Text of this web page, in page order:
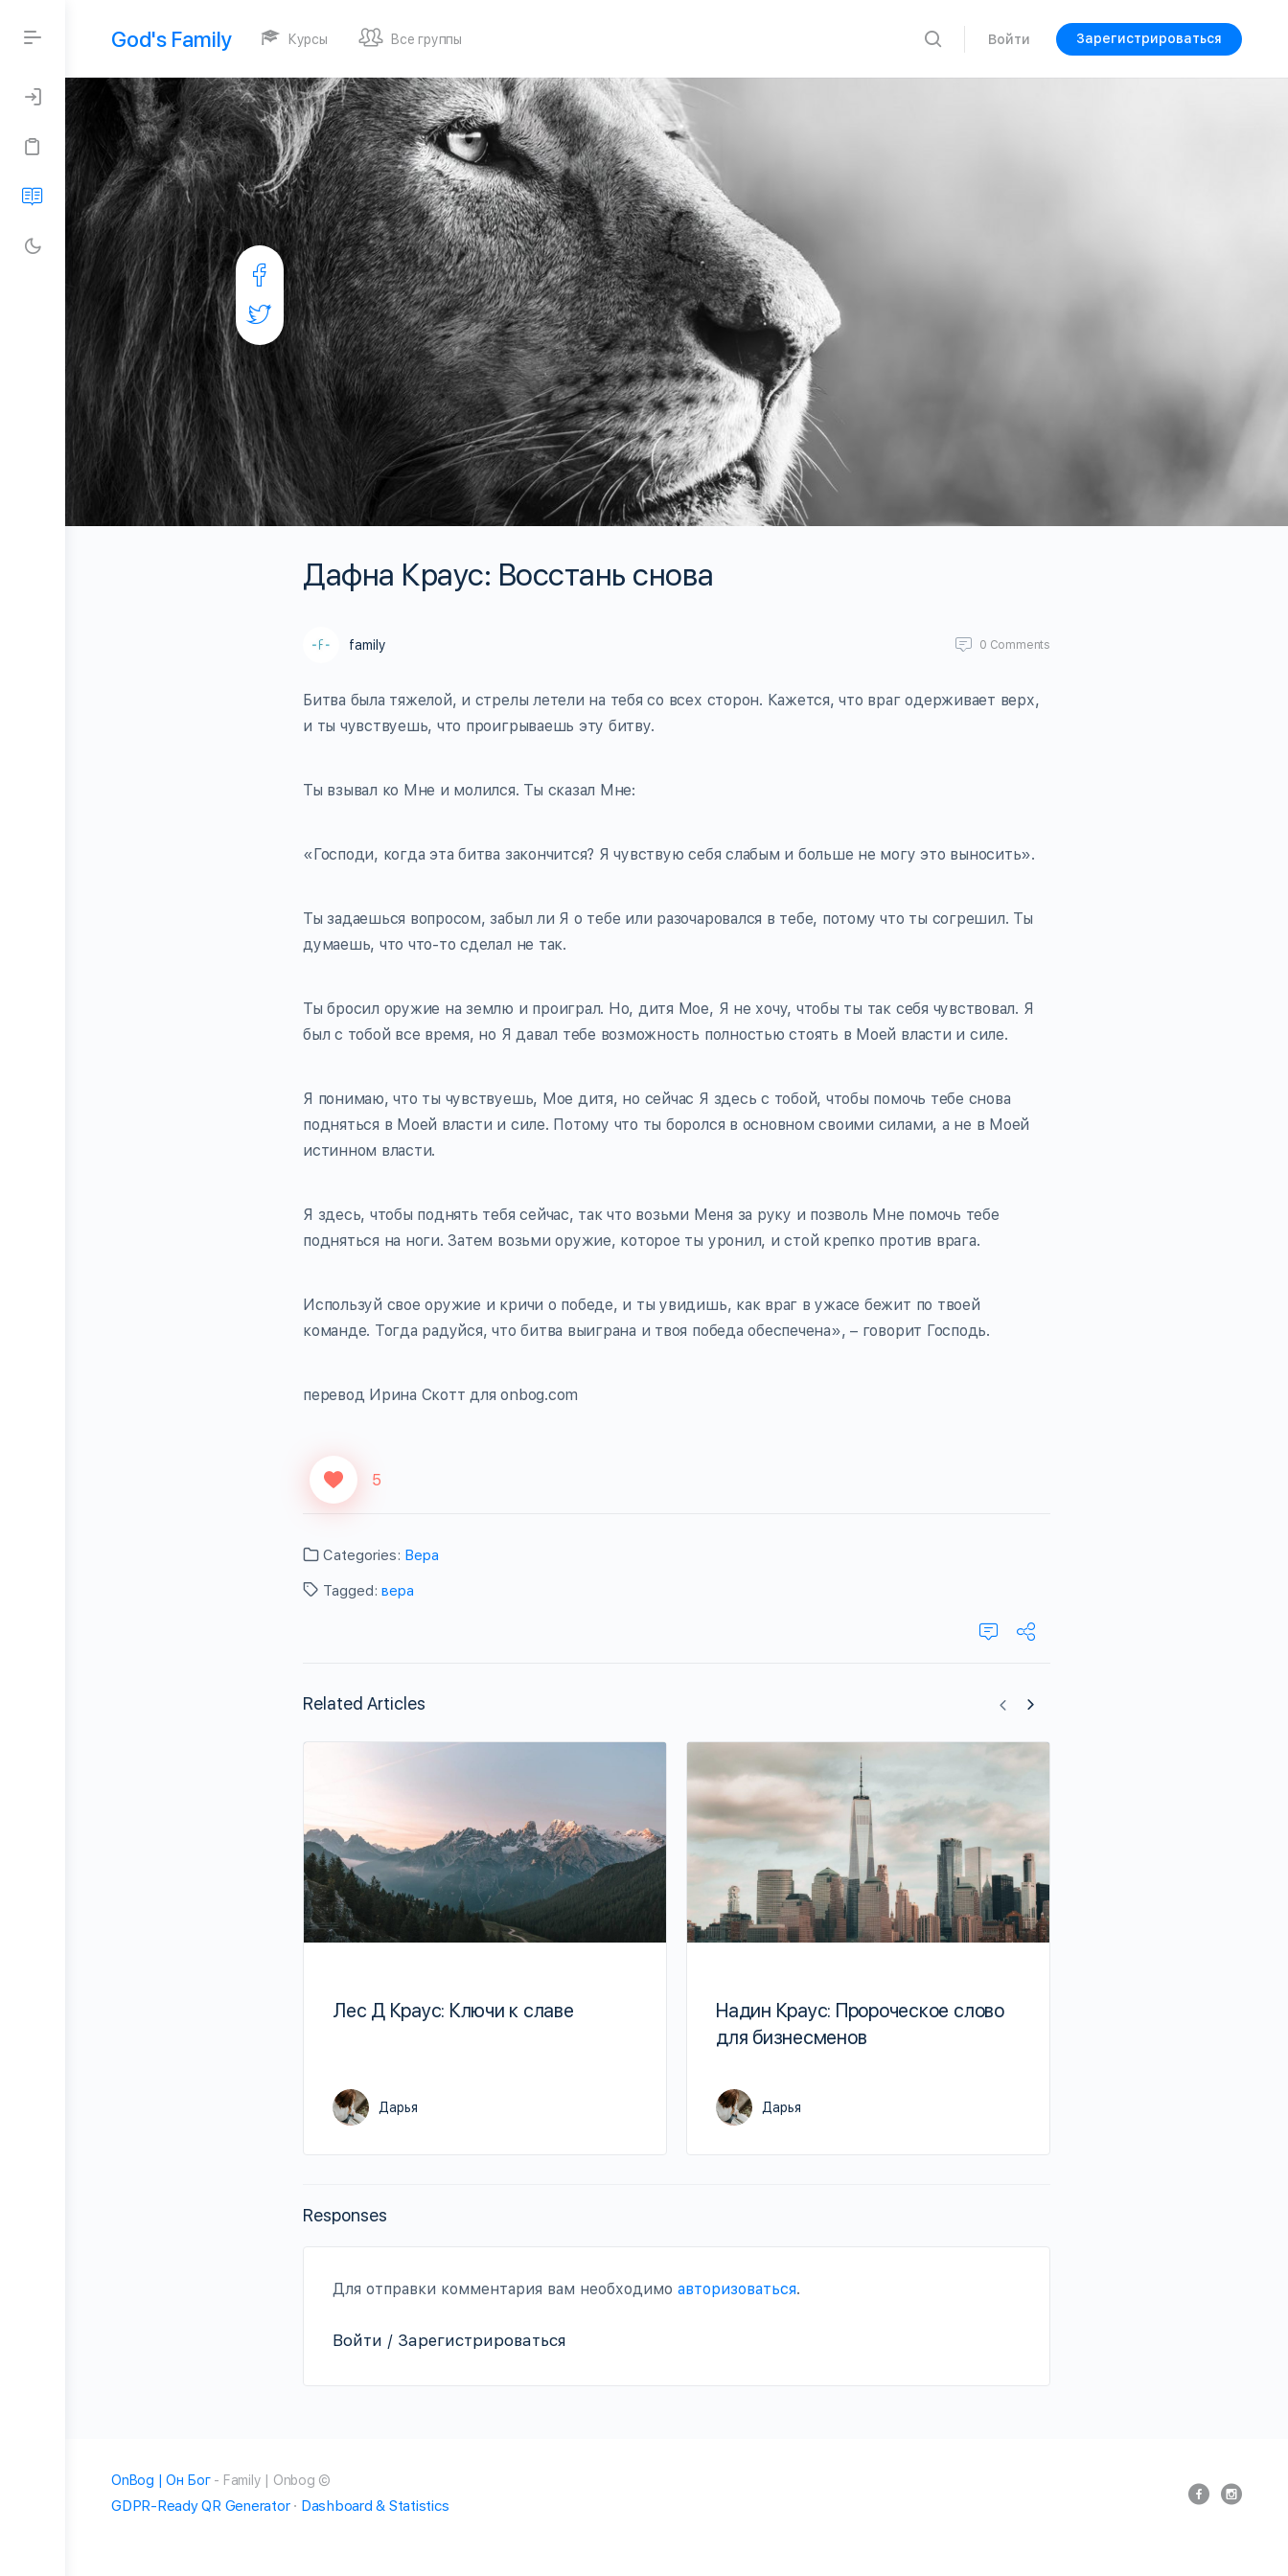
God's Family Курсы Все группы Войти Зарегистрироваться
Дафна Краус: Восстань снова
family 0 Comments
Битва была тяжелой, и стрелы летели на тебя со всех сторон. Кажется, что враг одерживает верх,
и ты чувствуешь, что проигрываешь эту битву.
Ты взывал ко Мне и молился. Ты сказал Мне:
«Господи, когда эта битва закончится? Я чувствую себя слабым и больше не могу это выносить».
Ты задаешься вопросом, забыл ли Я о тебе или разочаровался в тебе, потому что ты согрешил. Ты
думаешь, что что-то сделал не так.
Ты бросил оружие на землю и проиграл. Но, дитя Мое, Я не хочу, чтобы ты так себя чувствовал. Я
был с тобой все время, но Я давал тебе возможность полностью стоять в Моей власти и силе.
Я понимаю, что ты чувствуешь, Мое дитя, но сейчас Я здесь с тобой, чтобы помочь тебе снова
подняться в Моей власти и силе. Потому что ты боролся в основном своими силами, а не в Моей
истинном власти.
Я здесь, чтобы поднять тебя сейчас, так что возьми Меня за руку и позволь Мне помочь тебе
подняться на ноги. Затем возьми оружие, которое ты уронил, и стой крепко против врага.
Используй свое оружие и кричи о победе, и ты увидишь, как враг в ужасе бежит по твоей
команде. Тогда радуйся, что битва выиграна и твоя победа обеспечена», – говорит Господь.
перевод Ирина Скотт для onbog.com
5
Categories: Вера
Tagged: вера
Related Articles
Лес Д Краус: Ключи к славе
Дарья
Надин Краус: Пророческое слово
для бизнесменов
Дарья
Responses
Для отправки комментария вам необходимо авторизоваться.
Войти / Зарегистрироваться
OnBog | Он Бог - Family | Onbog ©
GDPR-Ready QR Generator· Dashboard & Statistics